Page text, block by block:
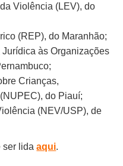
Violência (LEV), do
(REP), do Maranhão;
às Organizações
Crianças,
do Piauí;
(NEV/USP), de
ser lidaaqui.